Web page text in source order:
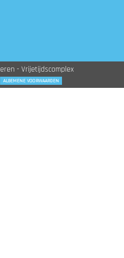
- Vrijetijdscomplex
ALGEMENE VOORWAARDEN